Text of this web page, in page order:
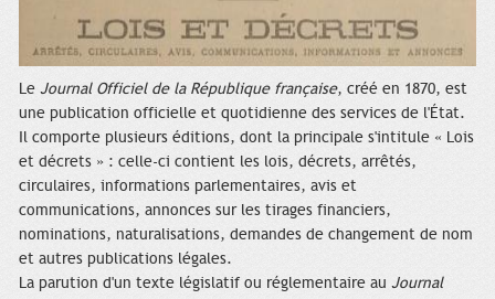
Le Journal Officiel de la République française, créé en 1870, est
une publication officielle et quotidienne des services de l'État.
Il comporte plusieurs éditions, dont la principale s'intitule « Lois
et décrets » : celle-ci contient les lois, décrets, arrêtés,
circulaires, informations parlementaires, avis et
communications, annonces sur les tirages financiers,
nominations, naturalisations, demandes de changement de nom
et autres publications légales.
La parution d'un texte législatif ou réglementaire au Journal